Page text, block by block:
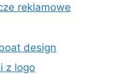
reklamowe
design
z logo